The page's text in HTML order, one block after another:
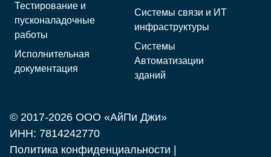
Тестирование и
пусконаладочные
работы
Исполнительная
документация
Системы связи и ИТ
инфраструктуры
Системы
Автоматизации
зданий
© 2017-2026 ООО «АйПи Джи»
ИНН: 7814242770
Политика конфиденциальности